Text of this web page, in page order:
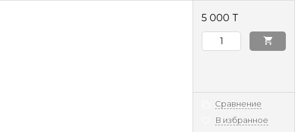
5 000 T
Сравнение
В избранное